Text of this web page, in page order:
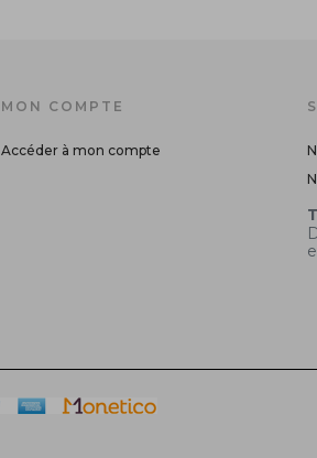
MON COMPTE
Accéder à mon compte